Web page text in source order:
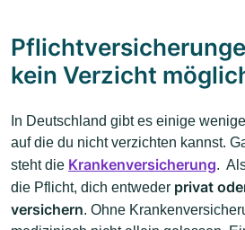
kein Verzicht
In Deutschland gibt es einige
auf die du nicht verzichten kannst.
steht die Krankenversicherung.
die Pflicht, dich entweder privat
versichern. Ohne